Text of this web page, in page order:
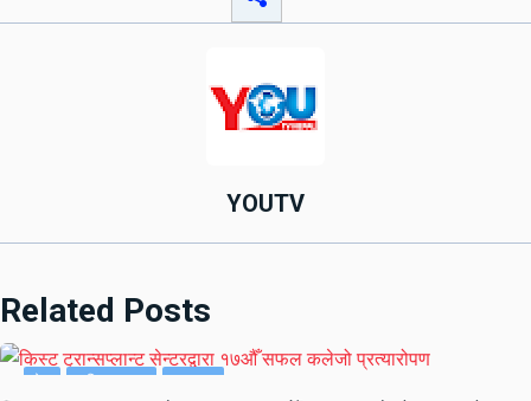
YOUTV
Related Posts